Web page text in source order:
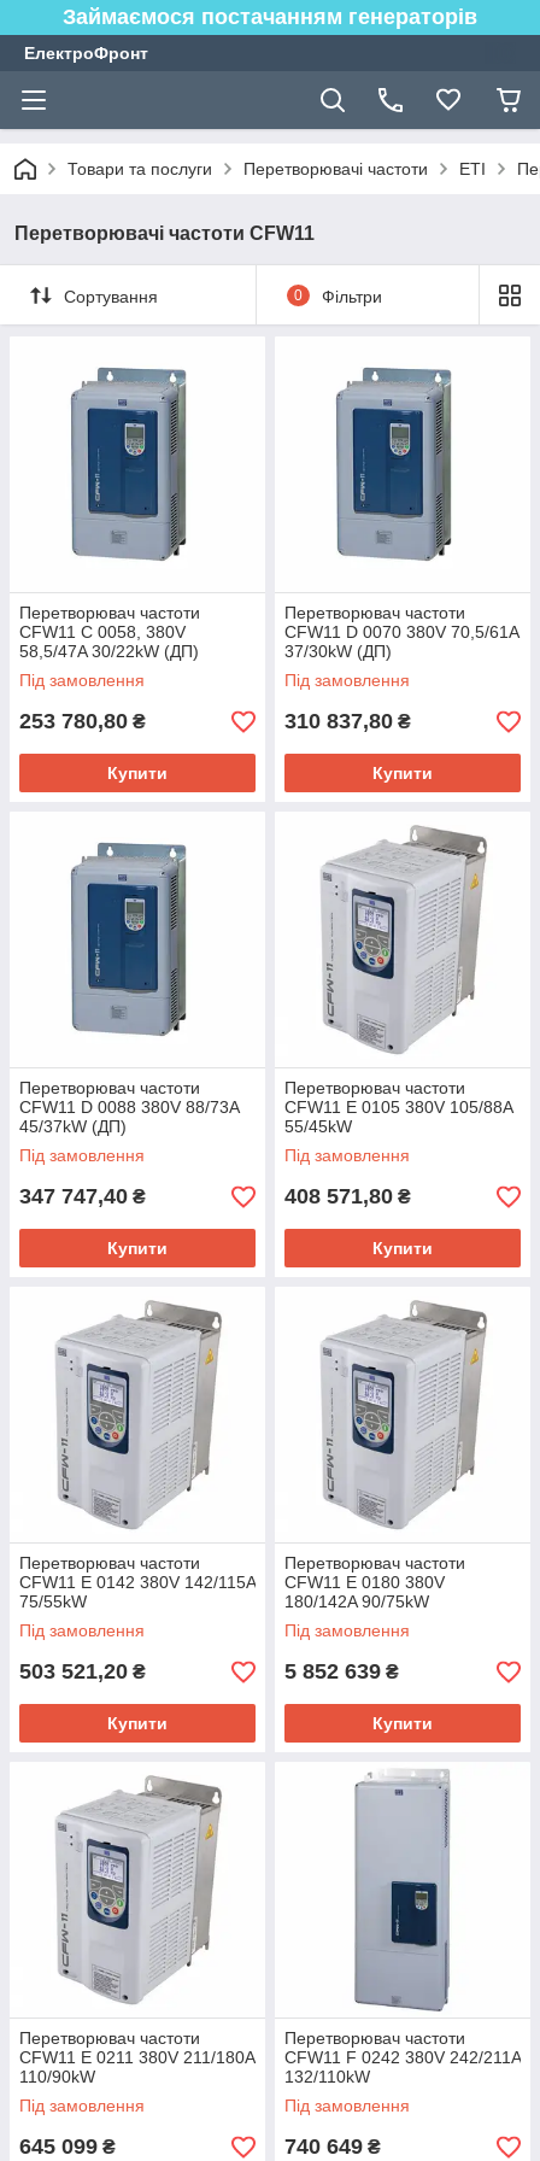
Займаємося постачанням генераторів
ЕлектроФронт
Товари та послуги Перетворювачі частоти ETI
Перетворювачі частоти CFW11
Сортування 0 Фільтри
Перетворювач частоти
CFW11 C 0058, 380V
58,5/47A 30/22kW (ДП)
Під замовлення
253 780,80 ₴
Купити
Перетворювач частоти
CFW11 D 0070 380V 70,5/61A
37/30kW (ДП)
Під замовлення
310 837,80 ₴
Купити
Перетворювач частоти
CFW11 D 0088 380V 88/73A
45/37kW (ДП)
Під замовлення
347 747,40 ₴
Купити
Перетворювач частоти
CFW11 E 0105 380V 105/88A
55/45kW
Під замовлення
408 571,80 ₴
Купити
Перетворювач частоти
CFW11 E 0142 380V 142/115A
75/55kW
Під замовлення
503 521,20 ₴
Купити
Перетворювач частоти
CFW11 E 0180 380V
180/142A 90/75kW
Під замовлення
5 852 639 ₴
Купити
Перетворювач частоти
CFW11 E 0211 380V 211/180A
110/90kW
Під замовлення
645 099 ₴
Перетворювач частоти
CFW11 F 0242 380V 242/211A
132/110kW
Під замовлення
740 649 ₴